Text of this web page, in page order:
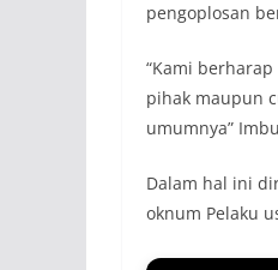
pengoplosan
“Kami
pihak maupun
umumnya”
Dalam hal ini
oknum Pelaku